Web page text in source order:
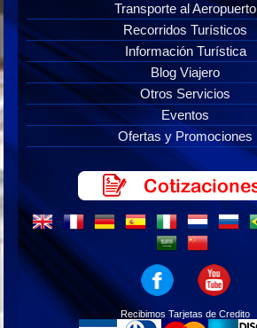
Transporte al Aeropuerto
Recorridos Turísticos
Información Turística
Blog Viajero
Otros Servicios
Eventos
Ofertas y Promociones
Recibimos Tarjetas de Credito